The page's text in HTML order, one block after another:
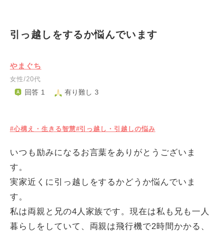
引っ越しをするか悩んでいます
やまぐち
女性/20代
回答 1 有り難し 3
#心構え・生きる智慧#引っ越し・引越しの悩み
いつも励みになるお言葉をありがとうございま
す。
実家近くに引っ越しをするかどうか悩んでいま
す。
私は両親と兄の4人家族です。現在は私も兄も一人
暮らしをしていて、両親は飛行機で2時間かかる、